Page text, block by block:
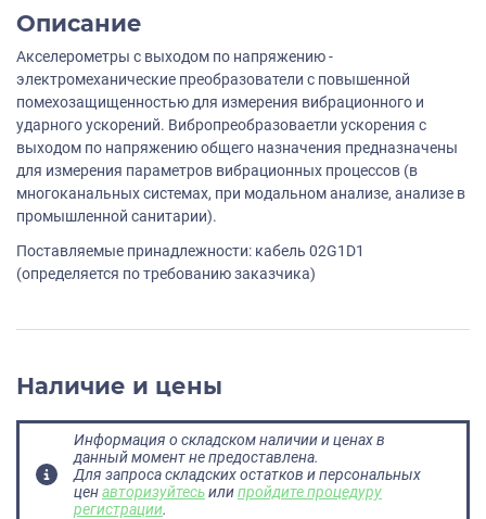
Описание
Акселерометры с выходом по напряжению -
электромеханические преобразователи с повышенной
помехозащищенностью для измерения вибрационного и
ударного ускорений. Вибропреобразоваетли ускорения с
выходом по напряжению общего назначения предназначены
для измерения параметров вибрационных процессов (в
многоканальных системах, при модальном анализе, анализе в
промышленной санитарии).
Поставляемые принадлежности: кабель 02G1D1
(определяется по требованию заказчика)
Наличие и цены
Информация о складском наличии и ценах в
данный момент не предоставлена.
Для запроса складских остатков и персональных
ценавторизуйтесьилипройдите процедуру
регистрации.